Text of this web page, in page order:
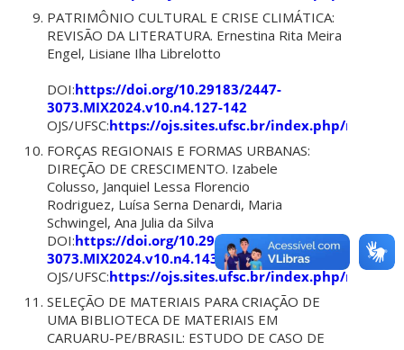
PATRIMÔNIO CULTURAL E CRISE CLIMÁTICA:
REVISÃO DA LITERATURA. Ernestina Rita Meira
Engel, Lisiane Ilha Librelotto
DOI:https://doi.org/10.29183/2447-
3073.MIX2024.v10.n4.127-142
OJS/UFSC:https://ojs.sites.ufsc.br/index.php/
FORÇAS REGIONAIS E FORMAS URBANAS:
DIREÇÃO DE CRESCIMENTO. Izabele
Colusso, Janquiel Lessa Florencio
Rodriguez, Luísa Serna Denardi, Maria
Schwingel, Ana Julia da Silva
DOI:https://doi.org/10.29183/2447-
3073.MIX2024.v10.n4.143-156
OJS/UFSC:https://ojs.sites.ufsc.br/index.php/
SELEÇÃO DE MATERIAIS PARA CRIAÇÃO DE
UMA BIBLIOTECA DE MATERIAIS EM
CARUARU-PE/BRASIL: ESTUDO DE CASO DE